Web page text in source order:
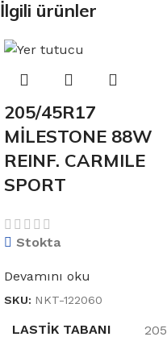
İlgili ürünler
205/45R17
MİLESTONE 88W
REINF. CARMILE
SPORT
Stokta
Devamını oku
SKU: NKT-122060
LASTIK TABANI 205